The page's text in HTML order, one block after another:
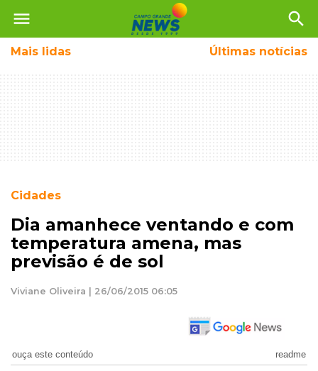
menu search
Mais lidas Últimas notícias
Cidades
Dia amanhece ventando e com
temperatura amena, mas
previsão é de sol
Viviane Oliveira | 26/06/2015 06:05
ouça este conteúdo readme